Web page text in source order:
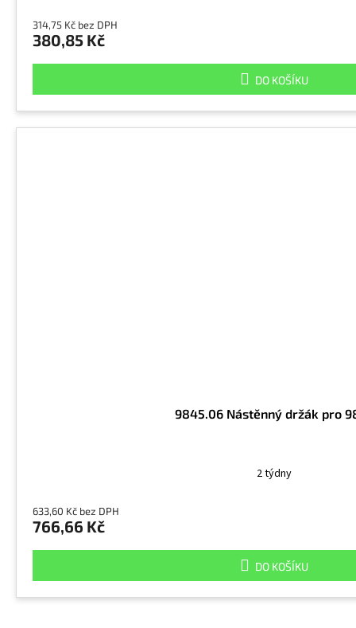
314,75 Kč bez DPH
380,85 Kč
DO KOŠÍKU
9845.06 Nástěnný držák pro
2 týdny
633,60 Kč bez DPH
766,66 Kč
DO KOŠÍKU